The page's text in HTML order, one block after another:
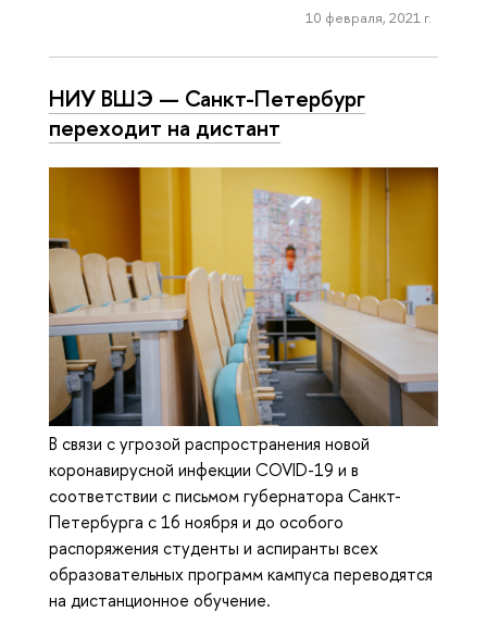
10 февраля, 2021 г.
НИУ ВШЭ — Санкт-Петербург
переходит на дистант
В связи с угрозой распространения новой
коронавирусной инфекции COVID-19 и в
соответствии с письмом губернатора Санкт-
Петербурга с 16 ноября и до особого
распоряжения студенты и аспиранты всех
образовательных программ кампуса переводятся
на дистанционное обучение.